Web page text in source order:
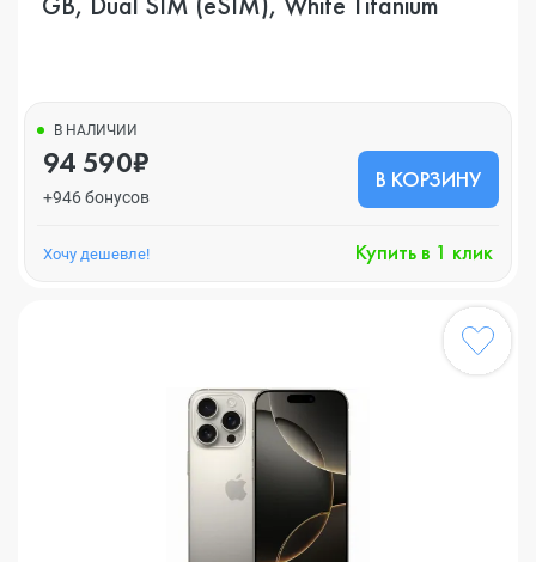
В НАЛИЧИИ
94 590₽
+946 бонусов
В КОРЗИНУ
Хочу дешевле! Купить в 1 клик